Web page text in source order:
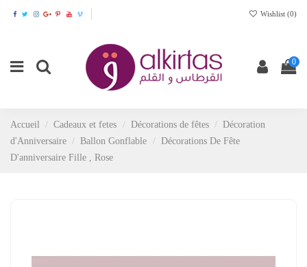
Wishlist (0)
0
Accueil Cadeaux et fetes Décorations de fêtes
Décoration
d'Anniversaire
Ballon Gonflable
Décorations De Fête
D'anniversaire Fille , Rose